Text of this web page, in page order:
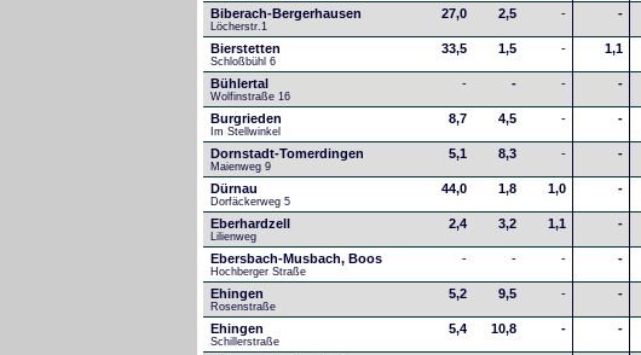
Biberach-Bergerhausen
Löcherstr.1
27,0 2,5 - -
Bierstetten
Schloßbühl 6
33,5 1,5 - 1,1
Bühlertal
Wolfinstraße 16
- - - -
Burgrieden
Im Stellwinkel
8,7 4,5 - -
Dornstadt-Tomerdingen
Maienweg 9
5,1 8,3 - -
Dürnau
Dorfäckerweg 5
44,0 1,8 1,0 -
Eberhardzell
Lilienweg
2,4 3,2 1,1 -
Ebersbach-Musbach, Boos
Hochberger Straße
- - - -
Ehingen
Rosenstraße
5,2 9,5 - -
Ehingen
Schillerstraße
5,4 10,8 - -